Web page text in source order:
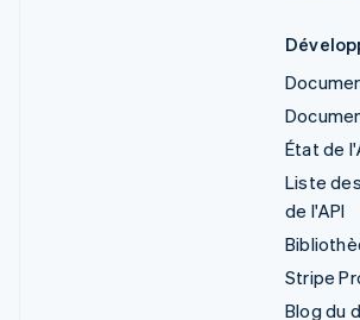
État de
Liste
de l'API
Stripe
Blog du